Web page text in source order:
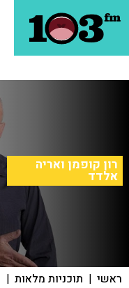
רון קופמן ואריה
אלדד
ראשי | תוכניות מלאות |